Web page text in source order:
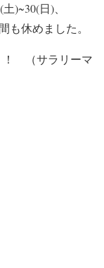
)~30(日)、
も休めました。
！ （サラリーマ